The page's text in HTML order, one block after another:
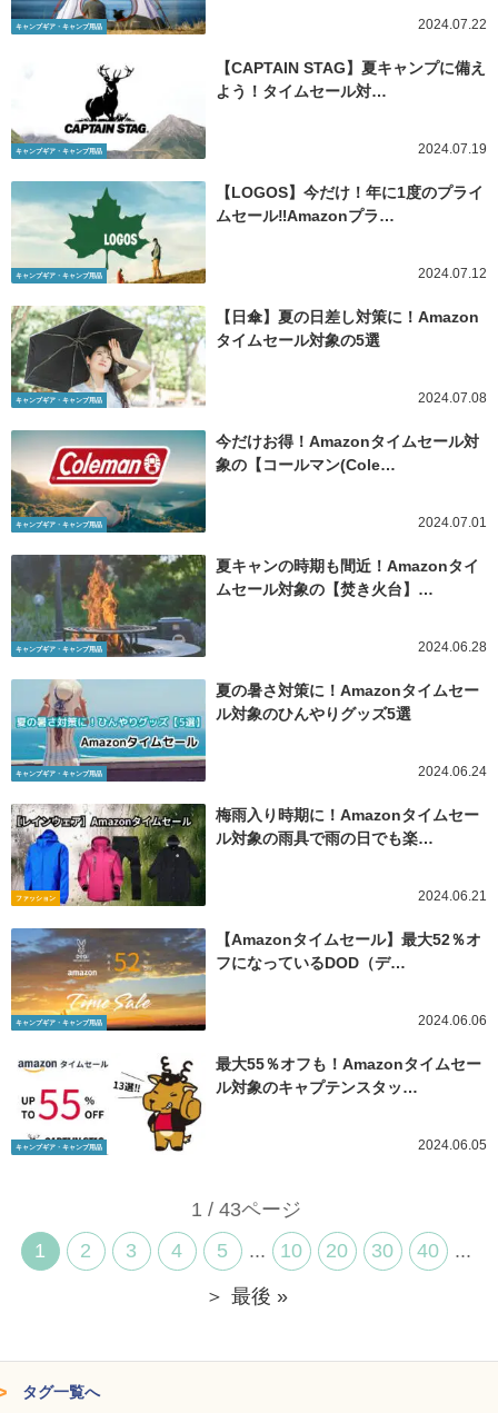
キャンプギア・キャンプ用品 2024.07.22
キャンプギア・キャンプ用品
【CAPTAIN STAG】夏キャンプに備え
よう！タイムセール対…
2024.07.19
キャンプギア・キャンプ用品
【LOGOS】今だけ！年に1度のプライ
ムセール‼Amazonプラ…
2024.07.12
キャンプギア・キャンプ用品
【日傘】夏の日差し対策に！Amazon
タイムセール対象の5選
2024.07.08
キャンプギア・キャンプ用品
今だけお得！Amazonタイムセール対
象の【コールマン(Cole…
2024.07.01
キャンプギア・キャンプ用品
夏キャンの時期も間近！Amazonタイ
ムセール対象の【焚き火台】…
2024.06.28
キャンプギア・キャンプ用品
夏の暑さ対策に！Amazonタイムセー
ル対象のひんやりグッズ5選
2024.06.24
ファッション
梅雨入り時期に！Amazonタイムセー
ル対象の雨具で雨の日でも楽…
2024.06.21
キャンプギア・キャンプ用品
【Amazonタイムセール】最大52％オ
フになっているDOD（デ…
2024.06.06
キャンプギア・キャンプ用品
最大55％オフも！Amazonタイムセー
ル対象のキャプテンスタッ…
2024.06.05
1 / 43ページ
1
2 3 4 5 ... 10 20 30 40 ...
＞ 最後 »
タグ一覧へ